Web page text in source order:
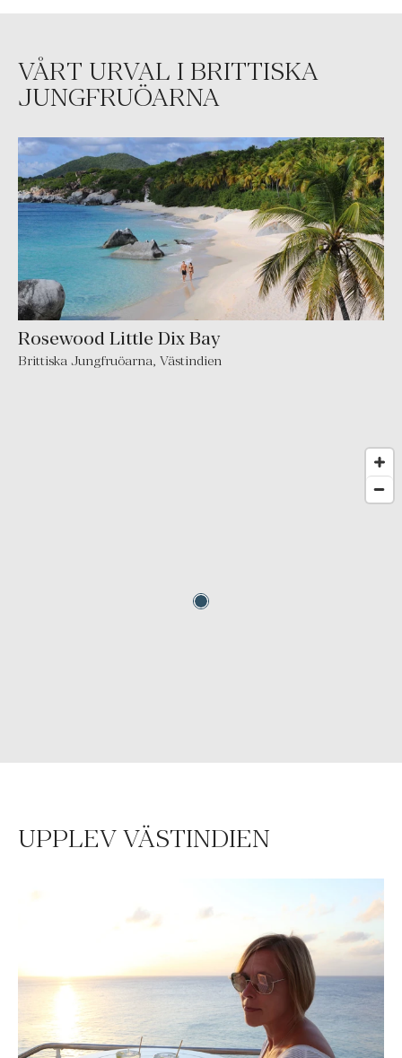
VÅRT URVAL I BRITTISKA
JUNGFRUÖARNA
Rosewood Little Dix Bay
Brittiska Jungfruöarna, Västindien
UPPLEV VÄSTINDIEN